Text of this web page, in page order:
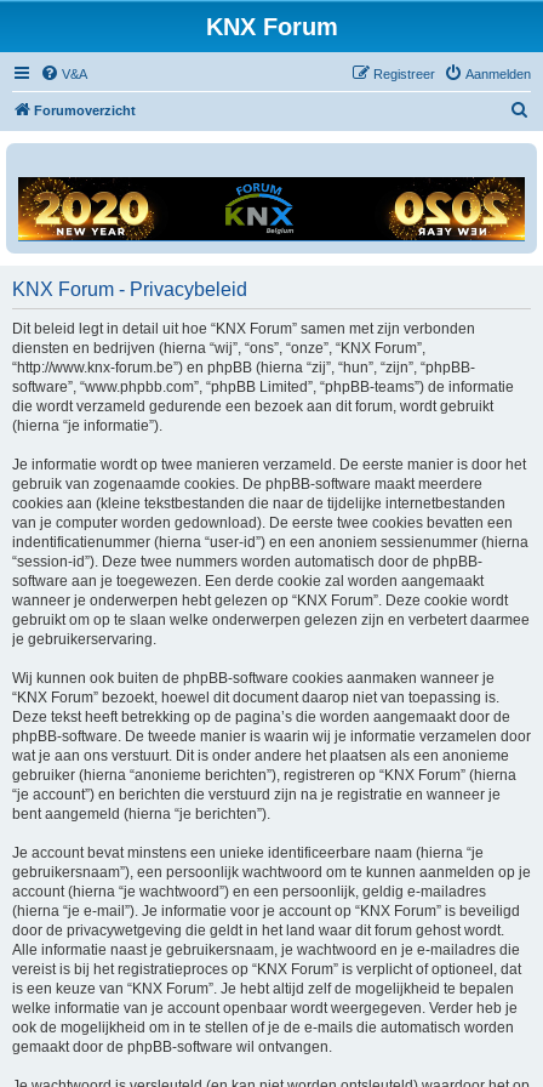
KNX Forum
V&A Aanmelden
Registreer
Forumoverzicht
KNX Forum - Privacybeleid
Dit beleid legt in detail uit hoe “KNX Forum” samen met zijn verbonden
diensten en bedrijven (hierna “wij”, “ons”, “onze”, “KNX Forum”,
“http://www.knx-forum.be”) en phpBB (hierna “zij”, “hun”, “zijn”, “phpBB-
software”, “www.phpbb.com”, “phpBB Limited”, “phpBB-teams”) de informatie
die wordt verzameld gedurende een bezoek aan dit forum, wordt gebruikt
(hierna “je informatie”).
Je informatie wordt op twee manieren verzameld. De eerste manier is door het
gebruik van zogenaamde cookies. De phpBB-software maakt meerdere
cookies aan (kleine tekstbestanden die naar de tijdelijke internetbestanden
van je computer worden gedownload). De eerste twee cookies bevatten een
indentificatienummer (hierna “user-id”) en een anoniem sessienummer (hierna
“session-id”). Deze twee nummers worden automatisch door de phpBB-
software aan je toegewezen. Een derde cookie zal worden aangemaakt
wanneer je onderwerpen hebt gelezen op “KNX Forum”. Deze cookie wordt
gebruikt om op te slaan welke onderwerpen gelezen zijn en verbetert daarmee
je gebruikerservaring.
Wij kunnen ook buiten de phpBB-software cookies aanmaken wanneer je
“KNX Forum” bezoekt, hoewel dit document daarop niet van toepassing is.
Deze tekst heeft betrekking op de pagina’s die worden aangemaakt door de
phpBB-software. De tweede manier is waarin wij je informatie verzamelen door
wat je aan ons verstuurt. Dit is onder andere het plaatsen als een anonieme
gebruiker (hierna “anonieme berichten”), registreren op “KNX Forum” (hierna
“je account”) en berichten die verstuurd zijn na je registratie en wanneer je
bent aangemeld (hierna “je berichten”).
Je account bevat minstens een unieke identificeerbare naam (hierna “je
gebruikersnaam”), een persoonlijk wachtwoord om te kunnen aanmelden op je
account (hierna “je wachtwoord”) en een persoonlijk, geldig e-mailadres
(hierna “je e-mail”). Je informatie voor je account op “KNX Forum” is beveiligd
door de privacywetgeving die geldt in het land waar dit forum gehost wordt.
Alle informatie naast je gebruikersnaam, je wachtwoord en je e-mailadres die
vereist is bij het registratieproces op “KNX Forum” is verplicht of optioneel, dat
is een keuze van “KNX Forum”. Je hebt altijd zelf de mogelijkheid te bepalen
welke informatie van je account openbaar wordt weergegeven. Verder heb je
ook de mogelijkheid om in te stellen of je de e-mails die automatisch worden
gemaakt door de phpBB-software wil ontvangen.